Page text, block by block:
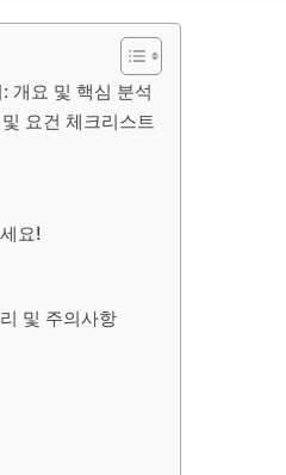
개요 및 핵심 분석
요건 체크리스트
요!
및 주의사항